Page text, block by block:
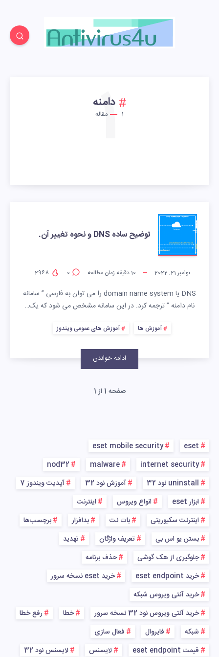
دامنه
1 مقاله
1
توضیح ساده DNS و نحوه تغییر آن.
نوامبر 21, 2022 10دقیقه زمان مطالعه 0
DNS یا domain name system را می توان به فارسی ” سامانه
نام دامنه ” ترجمه کرد. در این سامانه مشخص می شود که یک…
آموزش ها آموزش های عمومی ویندوز
ادامه خواندن
صفحه 1 از 1
eset
eset mobile security
internet security
malware
nod32
uninstall نود 32
آموزش نود 32
آپدیت ویندوز 7
ابزار eset
انواع ویروس
اینترنت
اینترنت سکیوریتی
بات نت بدافزار
برچسب‌ها
بستن یو اس بی
تعریف واژگان
تهدید
جلوگیری از هک گوشی
حذف برنامه
خرید eset endpoint
خرید eset نسخه سرور
خرید آنتی ویروس شبکه
خرید آنتی ویروس نود 32 نسخه سرور
خطا
رفع خطا
شبکه
فایروال
فعال سازی
قیمت eset endpoint
لایسنس لایسنس نود 32